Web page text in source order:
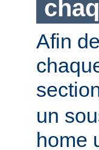
Afin
un
home